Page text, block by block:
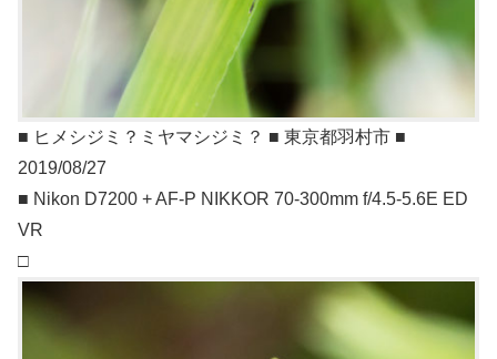
■ ヒメシジミ？ミヤマシジミ？ ■ 東京都羽村市 ■
2019/08/27
■ Nikon D7200 + AF-P NIKKOR 70-300mm f/4.5-5.6E ED
VR
□